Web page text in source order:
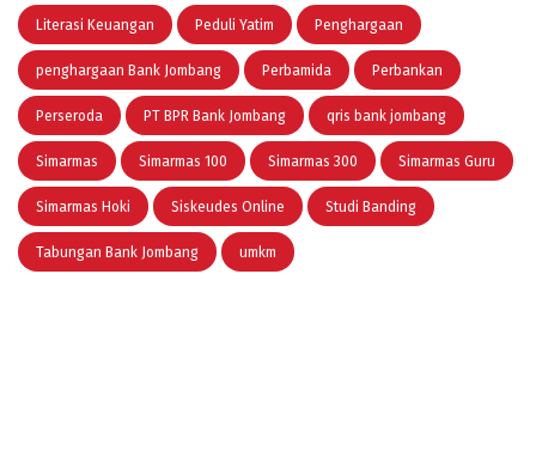
Literasi Keuangan Peduli Yatim Penghargaan
penghargaan Bank Jombang Perbamida Perbankan
Perseroda PT BPR Bank Jombang qris bank jombang
Simarmas Simarmas 100 Simarmas 300 Simarmas Guru
Simarmas Hoki Siskeudes Online Studi Banding
Tabungan Bank Jombang umkm